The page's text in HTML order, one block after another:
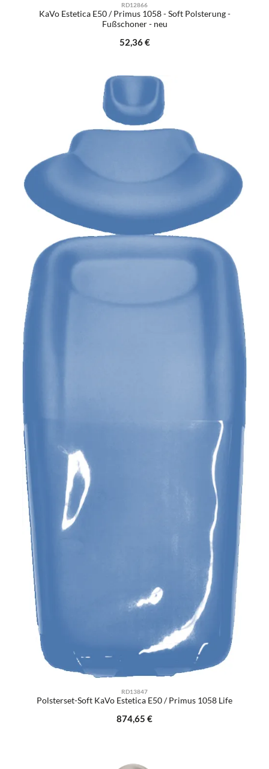
RD12866
KaVo Estetica E50 / Primus 1058 - Soft Polsterung -
Fußschoner - neu
Regulärer Preis:
52,36 €
RD13847
Polsterset-Soft KaVo Estetica E50 / Primus 1058 Life
Regulärer Preis:
874,65 €